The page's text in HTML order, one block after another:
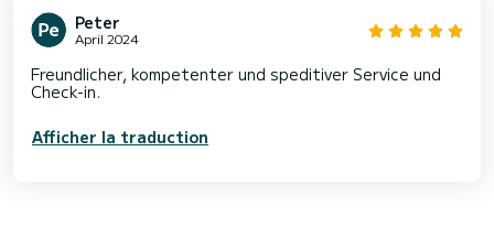
Peter
April 2024
Freundlicher, kompetenter und speditiver Service und
Check-in.
Afficher la traduction